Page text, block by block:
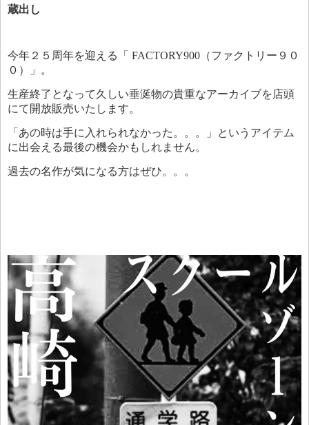
蔵出し
今年２５周年を迎える「 FACTORY900（ファクトリー９０
０）」。
生産終了となって久しい垂涎物の貴重なアーカイブを店頭
にて開放販売いたします。
「あの時は手に入れられなかった。。。」というアイテム
に出会える最後の機会かもしれません。
過去の名作が気になる方はぜひ。。。